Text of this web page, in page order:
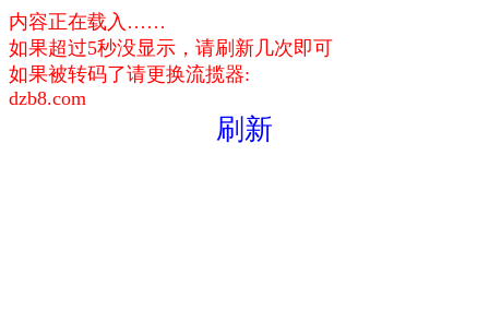
内容正在载入……
如果超过5秒没显示，请刷新几次即可
如果被转码了请更换流揽器:
dzb8.com
刷新